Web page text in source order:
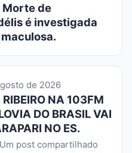
de
é investigada
de 2026
NA 103FM
DO BRASIL VAI
NO ES.
post compartilhado